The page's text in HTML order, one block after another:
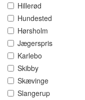
Hillerød
Hundested
Hørsholm
Jægerspris
Karlebo
Skibby
Skævinge
Slangerup